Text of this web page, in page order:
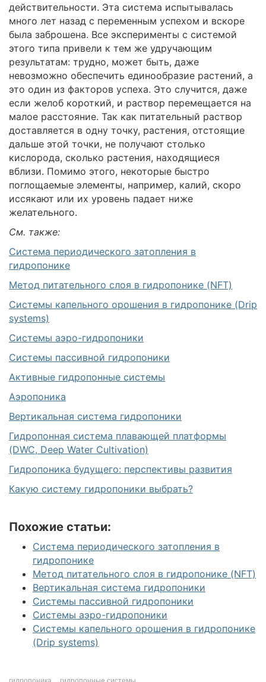
действительности. Эта система испытывалась
много лет назад с переменным успехом и вскоре
была заброшена. Все эксперименты с системой
этого типа привели к тем же удручающим
результатам: трудно, может быть, даже
невозможно обеспечить единообразие растений, а
это один из факторов успеха. Это случится, даже
если желоб короткий, и раствор перемещается на
малое расстояние. Так как питательный раствор
доставляется в одну точку, растения, отстоящие
дальше этой точки, не получают столько
кислорода, сколько растения, находящиеся
вблизи. Помимо этого, некоторые быстро
поглощаемые элементы, например, калий, скоро
иссякают или их уровень падает ниже
желательного.
См. также:
Система периодического затопления в
гидропонике
Метод питательного слоя в гидропонике (NFT)
Системы капельного орошения в гидропонике (Drip
systems)
Системы аэро-гидропоники
Системы пассивной гидропоники
Активные гидропонные системы
Аэропоника
Вертикальная система гидропоники
Гидропонная система плавающей платформы
(DWC, Deep Water Cultivation)
Гидропоника будущего: перспективы развития
Какую систему гидропоники выбрать?
Похожие статьи:
Система периодического затопления в
гидропонике
Метод питательного слоя в гидропонике (NFT)
Вертикальная система гидропоники
Системы пассивной гидропоники
Системы аэро-гидропоники
Системы капельного орошения в гидропонике
(Drip systems)
гидропоника гидропонные системы